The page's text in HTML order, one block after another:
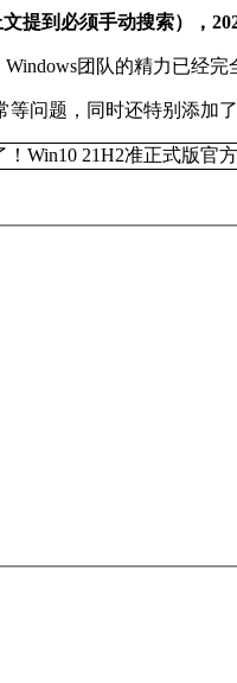
提到必须手动搜索），
团队的精力已经
问题，同时还特别添加